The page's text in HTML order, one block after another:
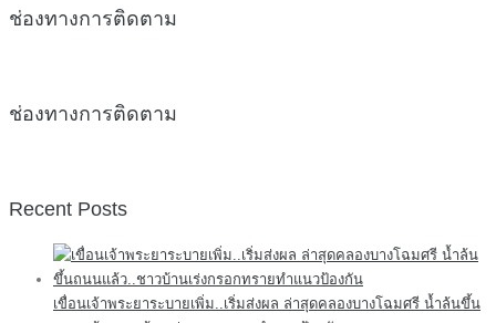
ช่องทางการติดตาม
ช่องทางการติดตาม
Recent Posts
เขื่อนเจ้าพระยาระบายเพิ่ม..เริ่มส่งผล ล่าสุดคลองบางโฉมศรี น้ำล้นขึ้น